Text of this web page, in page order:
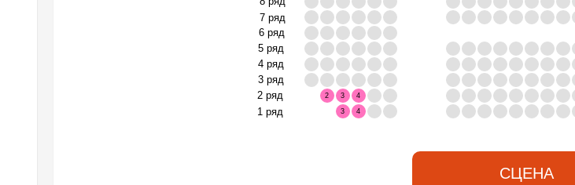
2 3
4
3
4
7 ряд
6 ряд
5 ряд
4 ряд
3 ряд
2 ряд
1 ряд
СЦЕНА